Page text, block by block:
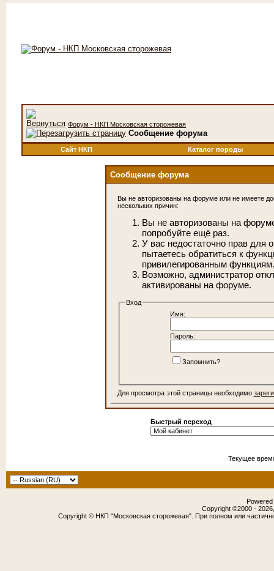
Форум - НКП Московская сторожевая
Сообщение форума
Сайт НКП Каталог породы
Сообщение форума
Вы не авторизованы на форуме или не имеете
нескольких причин:
Вы не авторизованы на
попробуйте ещё раз.
У вас недостаточно прав для
пытаетесь обратиться к
привилегированным функциям.
Возможно, администратор
активированы на форуме.
Вход
Имя:
Пароль:
Запомнить?
Для просмотра этой страницы необходимо
Быстрый переход
Текущее
Copyright ©2000 -
Copyright © НКП "Московская сторожевая". При полном или